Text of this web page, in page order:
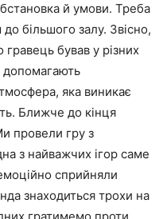
й умови. Треба
більшого залу. Звісно,
бував у різних
допомагають
яка виникає
Ближче до кінця
провели гру з
з найважчих ігор саме
сприйняли
знаходиться трохи на